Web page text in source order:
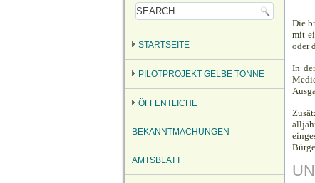
STARTSEITE
PILOTPROJEKT GELBE TONNE
ÖFFENTLICHE
BEKANNTMACHUNGEN -
AMTSBLATT
Die
mit
oder
In